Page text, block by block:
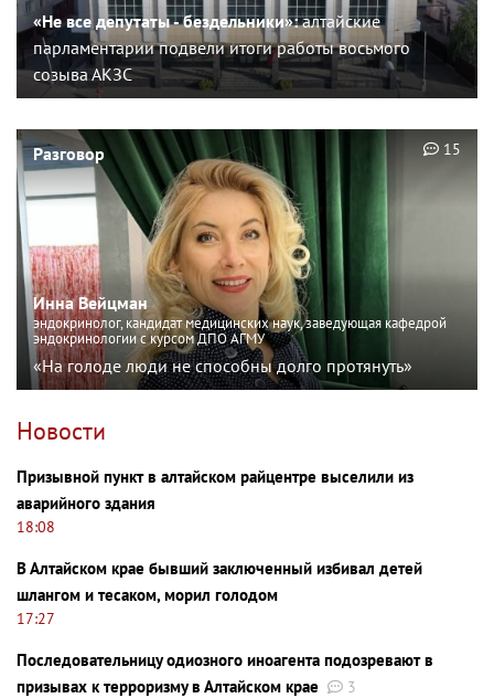
«Не все депутаты - бездельники»:алтайские
парламентарии подвели итоги работы восьмого
созыва АКЗС
Разговор
Инна Вейцман
эндокринолог, кандидат медицинских наук, заведующая кафедрой
эндокринологии с курсом ДПО АГМУ
«На голоде люди не способны долго протянуть»
15
Новости
Призывной пункт в алтайском райцентре выселили из
аварийного здания
18:08
В Алтайском крае бывший заключенный избивал детей
шлангом и тесаком, морил голодом
17:27
Последовательницу одиозного иноагента подозревают в
призывах к терроризму в Алтайском крае
3